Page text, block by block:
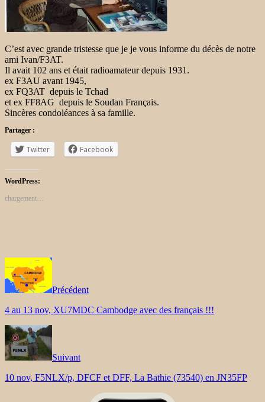
C’est avec grande tristesse que je je vous informe du décès de notre
ami Ivan/F3AT.
Il avait 102 ans et était radioamateur depuis 1931.
ex F3AU avant 1945,
ex FQ3AT depuis le Tchad
et ex FF8AG depuis le Soudan Français.
Sincères condoléances à sa famille.
Partager :
Twitter Facebook
WordPress:
chargement…
Précédent
4 au 13 nov, XU7MDC Cambodge avec des français !!!
Suivant
10 nov, F5NLX/p, DFCF et DFF, La Bathie (73540) en JN35FP